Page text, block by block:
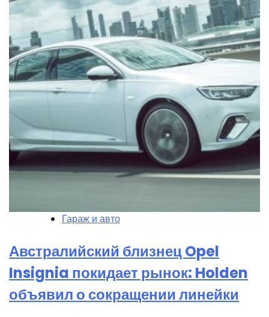
Гараж и авто
Австралийский близнец Opel
Insignia покидает рынок: Holden
объявил о сокращении линейки